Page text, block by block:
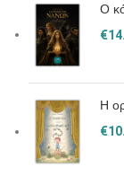
Ο
€
Η
€